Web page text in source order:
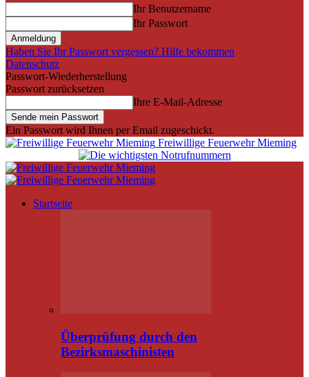
Ihr Benutzername
Ihr Passwort
Haben Sie Ihr Passwort vergessen? Hilfe bekommen
Datenschutz
Passwort-Wiederherstellung
Passwort zurücksetzen
Ihre E-Mail-Adresse
Ein Passwort wird Ihnen per Email zugeschickt.
Freiwillige Feuerwehr Mieming
Startseite
Überprüfung durch den
Bezirksmaschinisten